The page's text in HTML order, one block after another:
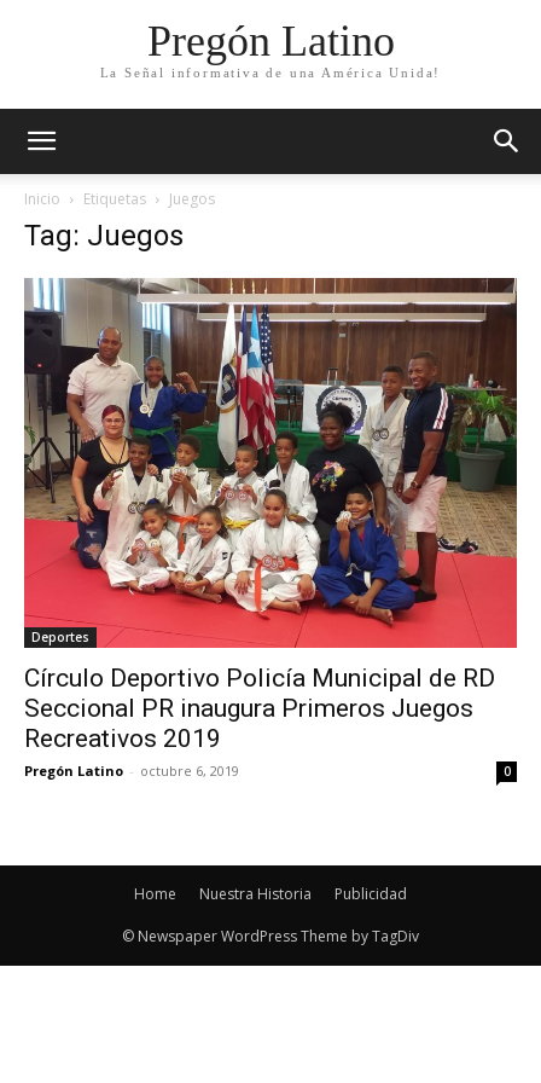
Pregón Latino
La Señal informativa de una América Unida!
Inicio Etiquetas Juegos
Tag: Juegos
Deportes
Círculo Deportivo Policía Municipal de RD
Seccional PR inaugura Primeros Juegos
Recreativos 2019
Pregón Latino - octubre 6, 2019 0
Home Nuestra Historia Publicidad
© Newspaper WordPress Theme by TagDiv